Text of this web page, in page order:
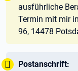
ausführliche
Termin mit mir
96, 14478
Wichtig:
Tipp:
Postanschrift: